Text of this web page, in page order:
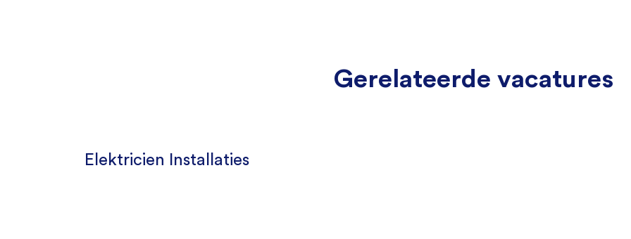
Gerelateerde vacatures
Elektricien Installaties